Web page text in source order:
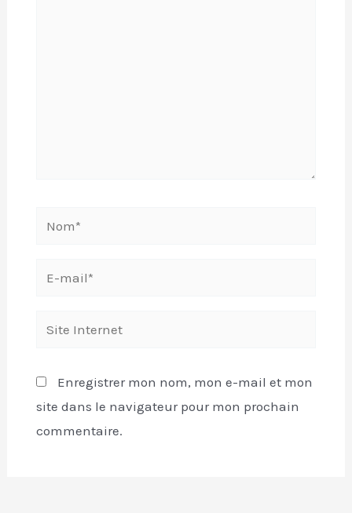
Enregistrer mon nom, mon e-mail et mon
site dans le navigateur pour mon prochain
commentaire.